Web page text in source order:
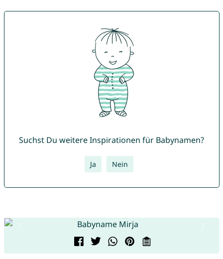
Suchst Du weitere Inspirationen für Babynamen?
Ja Nein